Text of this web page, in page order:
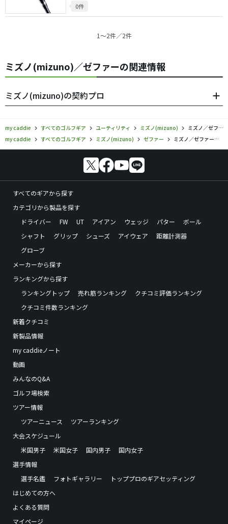
0件
1〜2件／2件
ミズノ(mizuno)／ゼファーの関連情報
ミズノ(mizuno)の契約プロ
my caddie すべてのゴルフギア ユーティリティ ミズノ(mizuno)
ミズノ／ゼファー／ユーティリティの口コミ評価
my caddie
すべてのゴルフギア ミズノ(mizuno) ゼファー ミズノ／ゼファー／ユーティリティの口コミ評価
すべてのギアから探す
カテゴリから製品を探す
ドライバー
FW UT アイアン ウェッジ パター
ボール
シャフト
グリップ シューズ アイウェア
距離計測器
グローブ
メーカーから探す
ランキングから探す
ランキングトップ
売れ筋ランキング
クチコミ評価ランキング
クチコミ件数ランキング
新着クチコミ
新製品情報
my caddieノート
動画
みんなのQ&A
ゴルフ場検索
ツアー情報
ツアーニュース
ツアーランキング
大会スケジュール
米国男子
米国女子 国内男子
国内女子
選手情報
選手名鑑
フォトギャラリー
トッププロのギアセッティング
はじめての方へ
よくある質問
マイページ